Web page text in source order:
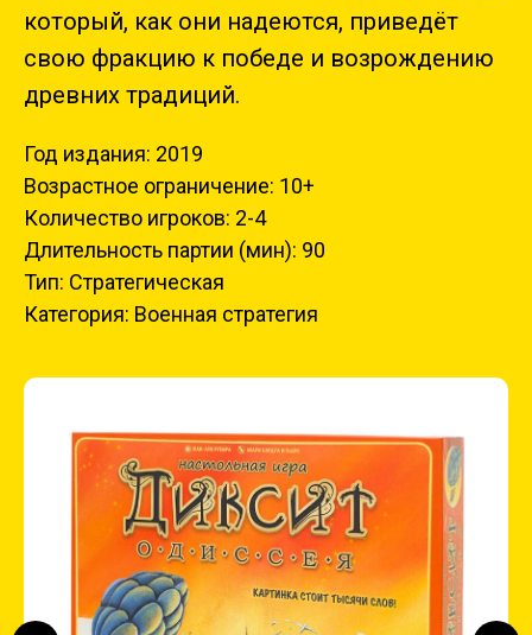
который, как они надеются, приведёт
свою фракцию к победе и возрождению
древних традиций.
Год издания: 2019
Возрастное ограничение: 10+
Количество игроков: 2-4
Длительность партии (мин): 90
Тип: Стратегическая
Категория: Военная стратегия